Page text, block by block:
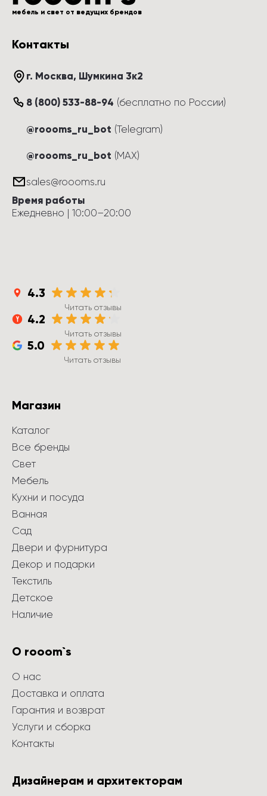
мебель и свет от ведущих брендов
Контакты
г. Москва, Шумкина 3к2
8 (800) 533-88-94 (бесплатно по России)
@roooms_ru_bot (Telegram)
@roooms_ru_bot (MAX)
sales@roooms.ru
Время работы
Ежедневно | 10:00–20:00
4.3
Читать отзывы
4.2
Читать отзывы
5.0
Читать отзывы
Магазин
Каталог
Все бренды
Свет
Мебель
Кухни и посуда
Ванная
Сад
Двери и фурнитура
Декор и подарки
Текстиль
Детское
Наличие
О rooom`s
О нас
Доставка и оплата
Гарантия и возврат
Услуги и сборка
Контакты
Дизайнерам и архитекторам